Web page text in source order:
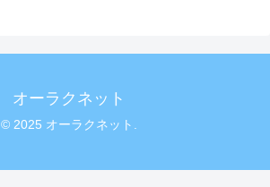
オーラクネット
© 2025 オーラクネット.